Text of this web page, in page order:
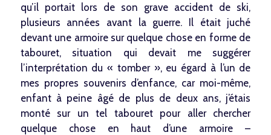
qu’il portait lors de son grave accident de ski,
plusieurs années avant la guerre. Il était juché
devant une armoire sur quelque chose en forme de
tabouret, situation qui devait me suggérer
l’interprétation du « tomber », eu égard à l’un de
mes propres souvenirs d’enfance, car moi-même,
enfant à peine âgé de plus de deux ans, j’étais
monté sur un tel tabouret pour aller chercher
quelque chose en haut d’une armoire –